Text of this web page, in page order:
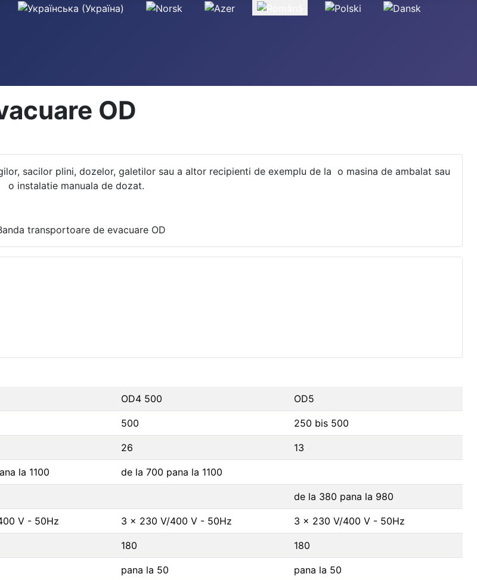
OD
sacilor plini, dozelor, galetilor sau a altor recipienti de exemplu de la o masina de ambalat sau
o instalatie manuala de dozat.
OD4 500 OD5
500 250 bis 500
26 13
la 1100 de la 700 pana la 1100
de la 380 pana la 980
V - 50Hz 3 x 230 V/400 V - 50Hz 3 x 230 V/400 V - 50Hz
180 180
pana la 50 pana la 50